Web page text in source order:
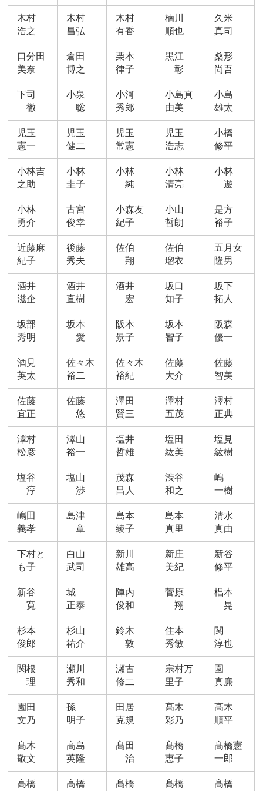
木村
浩之
木村
昌弘
木村
有香
楠川
順也
久米
真司
口分田
美奈
倉田
博之
栗本
律子
黒江
彰
桑形
尚吾
下司
徹
小泉
聡
小河
秀郎
小島真
由美
小島
雄太
児玉
憲一
児玉
健二
児玉
常憲
児玉
浩志
小橋
修平
小林吉
之助
小林
圭子
小林
純
小林
清亮
小林
遊
小林
勇介
古宮
俊幸
小森友
紀子
小山
哲朗
是方
裕子
近藤麻
紀子
後藤
秀夫
佐伯
翔
佐伯
瑠衣
五月女
隆男
酒井
滋企
酒井
直樹
酒井
宏
坂口
知子
坂下
拓人
坂部
秀明
坂本
愛
阪本
景子
坂本
智子
阪森
優一
酒見
英太
佐々木
裕二
佐々木
裕紀
佐藤
大介
佐藤
智美
佐藤
宜正
佐藤
悠
澤田
賢三
澤村
五茂
澤村
正典
澤村
松彦
澤山
裕一
塩井
哲雄
塩田
紘美
塩見
紘樹
塩谷
淳
塩山
渉
茂森
昌人
渋谷
和之
嶋
一樹
嶋田
義孝
島津
章
島本
綾子
島本
真里
清水
真由
下村と
も子
白山
武司
新川
雄高
新庄
美紀
新谷
修平
新谷
寛
城
正泰
陣内
俊和
菅原
翔
椙本
晃
杉本
俊郎
杉山
祐介
鈴木
敦
住本
秀敏
関
淳也
関根
理
瀬川
秀和
瀬古
修二
宗村万
里子
園
真廉
園田
文乃
孫
明子
田居
克規
髙木
彩乃
髙木
順平
髙木
敬文
高島
英隆
髙田
治
髙橋
恵子
髙橋憲
一郎
高橋
高橋
髙橋
髙橋
髙橋